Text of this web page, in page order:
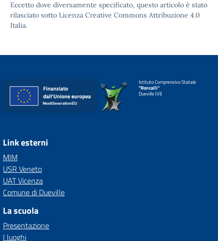
Eccetto dove diversamente specificato, questo articolo è stato
rilasciato sotto Licenza Creative Commons Attribuzione 4.0
Italia.
Istituto Comprensivo Statale
"Roncalli"
Dueville (VI)
Link esterni
MIM
USR Veneto
UAT Vicenza
Comune di Dueville
La scuola
Presentazione
I luoghi